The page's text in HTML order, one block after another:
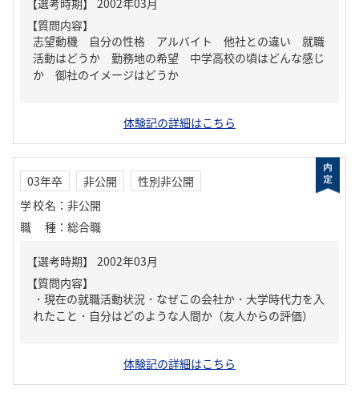
【質問内容】
志望動機 自分の性格 アルバイト 他社との違い 就職
活動はどうか 勤務地の希望 中学高校の頃はどんな感じ
か 御社のイメージはどうか
体験記の詳細はこちら
03年卒 非公開
性別非公開
学校名 ： 非公開
職種 ： 総合職
【質問内容】
・現在の就職活動状況・なぜこの会社か・大学時代力を入
れたこと・自分はどのような人間か（友人からの評価）
体験記の詳細はこちら